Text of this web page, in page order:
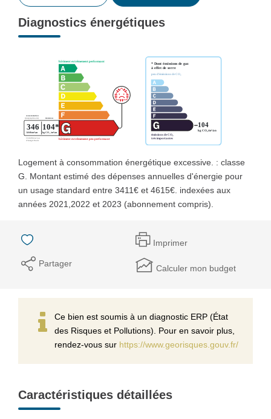
Diagnostics énergétiques
Logement à consommation énergétique excessive. : classe
G. Montant estimé des dépenses annuelles d'énergie pour
un usage standard entre 3411€ et 4615€. indexées aux
années 2021,2022 et 2023 (abonnement compris).
Imprimer
Partager Calculer mon budget
Ce bien est soumis à un diagnostic ERP (État
des Risques et Pollutions). Pour en savoir plus,
rendez-vous sur https://www.georisques.gouv.fr/
Caractéristiques détaillées